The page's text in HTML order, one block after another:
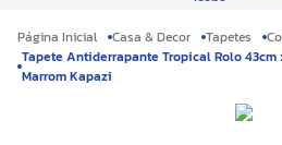
Casa & Decor Tapetes
Tapete Antiderrapante Tropical Rolo 43cm
Marrom Kapazi